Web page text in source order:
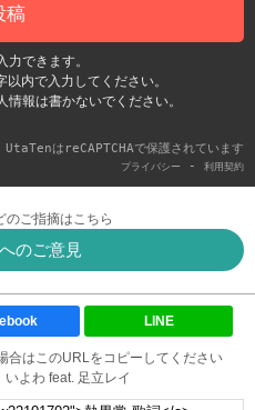
稿
できます。
内で入力してください。
報は書かないでください。
UtaTenはreCAPTCHAで保護されています
プライバシー - 利用契約
のご指摘はこちら
のご意見
LINE
合はこのURLをコピーしてください
よわ feat. 足立レイ